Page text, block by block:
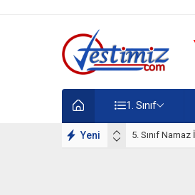
1. Sınıf
Yeni 5. Sınıf